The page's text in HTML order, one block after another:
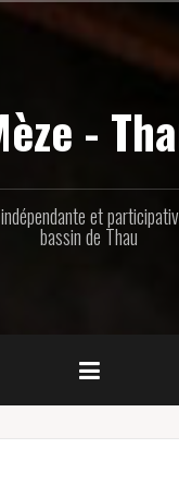
-
et
bassin de Thau